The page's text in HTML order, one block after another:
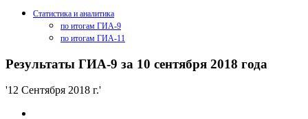
Статистика и аналитика
по итогам ГИА-9
по итогам ГИА-11
Результаты ГИА-9 за 10 сентября 2018 года
'12 Сентября 2018 г.'